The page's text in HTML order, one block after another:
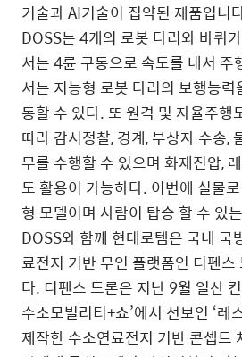
기술과 AI기술이 집약된 제품입니
DOSS는 4개의 로봇 다리와 바퀴
서는 4륜 구동으로 속도를 내서 주
서는 지능형 로봇 다리의 보행능
동할 수 있다. 또 원격 및 자율주행
따라 감시정찰, 경계, 부상자 수송,
무를 수행할 수 있으며 화재진압,
도 활용이 가능하다. 이번에 실물
형 모델이며 사람이 탑승 할 수 있
DOSS와 함께 현대로템은 국내 국
료전지 기반 무인 플랫폼인 디펜스
다. 디펜스 드론은 지난 9월 일산
수소모빌리티+쇼’에서 선보인 ‘레
제작한 수소연료전지 기반 콘셉트